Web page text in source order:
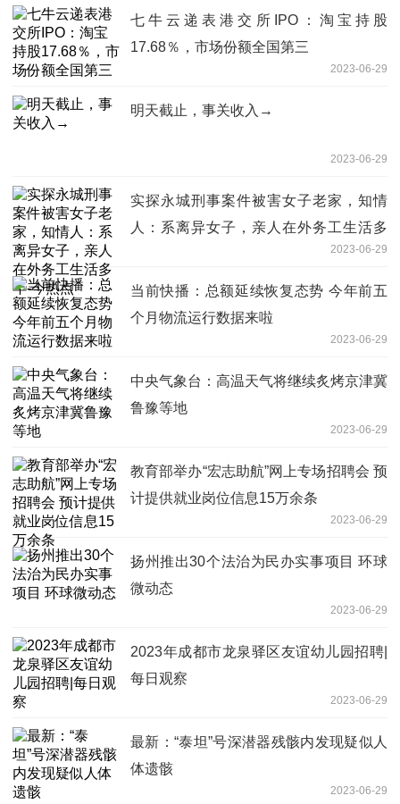
七牛云递表港交所IPO：淘宝持股
17.68％，市场份额全国第三
2023-06-29
明天截止，事关收入→
2023-06-29
实探永城刑事案件被害女子老家，知情
人：系离异女子，亲人在外务工生活多
2023-06-29
当前快播：总额延续恢复态势 今年前五
个月物流运行数据来啦
2023-06-29
中央气象台：高温天气将继续炙烤京津冀
鲁豫等地
2023-06-29
教育部举办“宏志助航”网上专场招聘会 预
计提供就业岗位信息15万余条
2023-06-29
扬州推出30个法治为民办实事项目 环球
微动态
2023-06-29
2023年成都市龙泉驿区友谊幼儿园招聘|
每日观察
2023-06-29
最新：“泰坦”号深潜器残骸内发现疑似人
体遗骸
2023-06-29